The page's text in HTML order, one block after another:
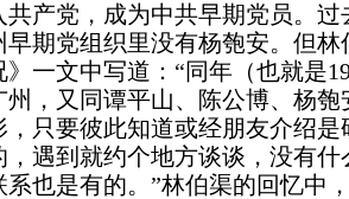
共产党，成为中共早期党员。
早期党组织里没有杨匏安。但
一文中写道：“同年（也就是
州，又同谭平山、陈公博、杨
，只要彼此知道或经朋友介绍
，遇到就约个地方谈谈，没有
系也是有的。”林伯渠的回忆中